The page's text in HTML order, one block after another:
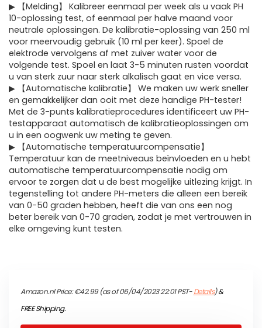
▶ 【Melding】 Kalibreer eenmaal per week als u vaak PH
10-oplossing test, of eenmaal per halve maand voor
neutrale oplossingen. De kalibratie-oplossing van 250 ml
voor meervoudig gebruik (10 ml per keer). Spoel de
elektrode vervolgens af met zuiver water voor de
volgende test. Spoel en laat 3-5 minuten rusten voordat
u van sterk zuur naar sterk alkalisch gaat en vice versa.
▶ 【Automatische kalibratie】 We maken uw werk sneller
en gemakkelijker dan ooit met deze handige PH-tester!
Met de 3-punts kalibratieprocedures identificeert uw PH-
testapparaat automatisch de kalibratieoplossingen om
u in een oogwenk uw meting te geven.
▶ 【Automatische temperatuurcompensatie】
Temperatuur kan de meetniveaus beïnvloeden en u hebt
automatische temperatuurcompensatie nodig om
ervoor te zorgen dat u de best mogelijke uitlezing krijgt. In
tegenstelling tot andere PH-meters die alleen een bereik
van 0-50 graden hebben, heeft die van ons een nog
beter bereik van 0-70 graden, zodat je met vertrouwen in
elke omgeving kunt testen.
Amazon.nl Price:€42.99(as of 06/04/2023 22:01 PST-Details)&
FREE Shipping.